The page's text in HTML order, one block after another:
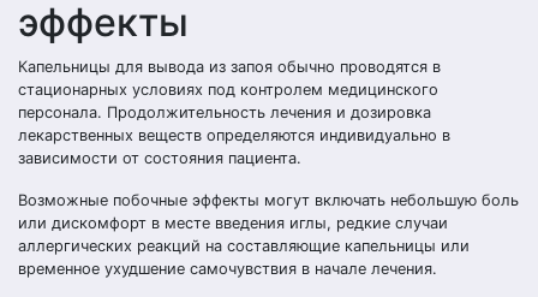
эффекты
Капельницы для вывода из запоя обычно проводятся в
стационарных условиях под контролем медицинского
персонала. Продолжительность лечения и дозировка
лекарственных веществ определяются индивидуально в
зависимости от состояния пациента.
Возможные побочные эффекты могут включать небольшую боль
или дискомфорт в месте введения иглы, редкие случаи
аллергических реакций на составляющие капельницы или
временное ухудшение самочувствия в начале лечения.